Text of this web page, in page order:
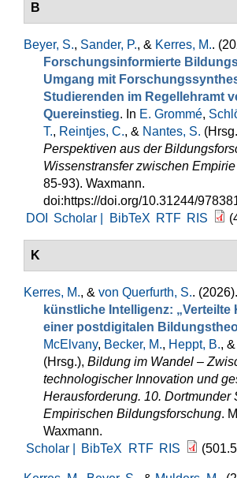
B
Beyer, S., Sander, P., & Kerres, M..
Forschungsinformierte
Umgang mit
Studierenden im Regellehramt
Quereinstieg. In E. Grommé,
T., Reintjes, C., & Nantes, S.
Perspektiven aus der
Wissenstransfer zwischen
85-93). Waxmann.
doi:https://doi.org/10.31244/
DOI
Scholar | BibTeX RTF RIS
K
Kerres, M., & von Querfurth, S.. (2026).
künstliche Intelligenz: „Verteilte
einer postdigitalen
McElvany, Becker, M., Heppt, B., &
(Hrsg.), Bildung im Wandel –
technologischer Innovation und
Herausforderung. 10. Dortmunder
Empirischen Bildungsforschung.
Waxmann.
Scholar |
BibTeX RTF RIS